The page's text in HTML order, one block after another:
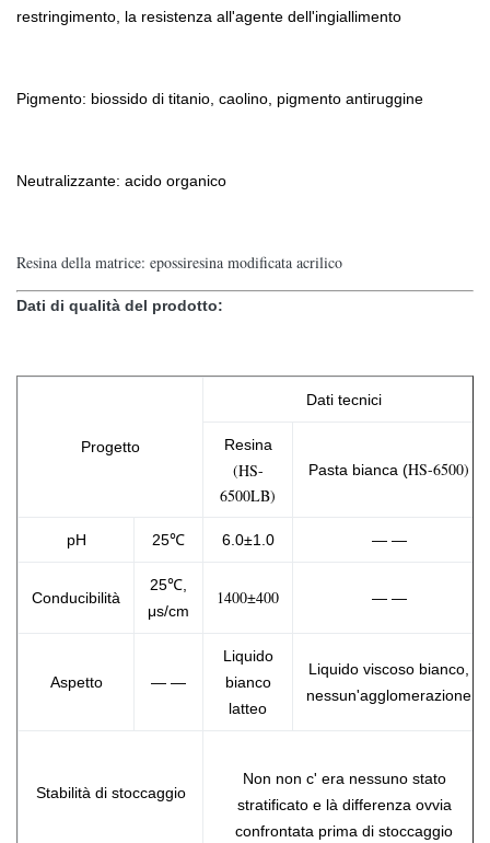
restringimento, la resistenza all'agente dell'ingiallimento
Pigmento: biossido di titanio, caolino, pigmento antiruggine
Neutralizzante: acido organico
Resina della matrice: epossiresina modificata acrilico
Dati di qualità del prodotto:
Progetto
Dati tecnici
Resina
(HS-
6500LB)
Pasta bianca (HS-6500)
pH 25℃ 6.0±1.0 — —
Conducibilità
25℃,
μs/cm
1400±400 — —
Aspetto — —
Liquido
bianco
latteo
Liquido viscoso bianco,
nessun'agglomerazione
Stabilità di stoccaggio
Non non c' era nessuno stato
stratificato e là differenza ovvia
confrontata prima di stoccaggio